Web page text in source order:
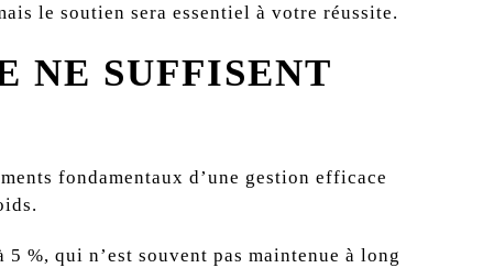
le soutien sera essentiel à votre réussite.
NE SUFFISENT
fondamentaux d’une gestion efficace
%, qui n’est souvent pas maintenue à long